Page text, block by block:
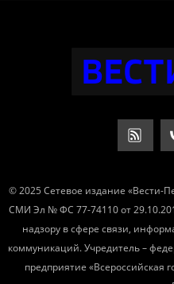
© 2025 Сетевое издание «Вести-
СМИ Эл № ФС 77-74110 от
надзору в сфере связи,
коммуникаций. Учредитель –
предприятие «Всероссийская